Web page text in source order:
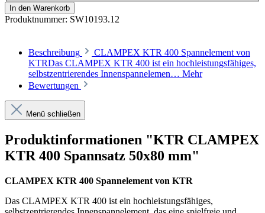
In den Warenkorb
Produktnummer: SW10193.12
Beschreibung
CLAMPEX KTR 400 Spannelement von
KTRDas CLAMPEX KTR 400 ist ein hochleistungsfähiges,
selbstzentrierendes Innenspannelemen… Mehr
Bewertungen
Menü schließen
Produktinformationen "KTR CLAMPEX
KTR 400 Spannsatz 50x80 mm"
CLAMPEX KTR 400 Spannelement von KTR
Das CLAMPEX KTR 400 ist ein hochleistungsfähiges,